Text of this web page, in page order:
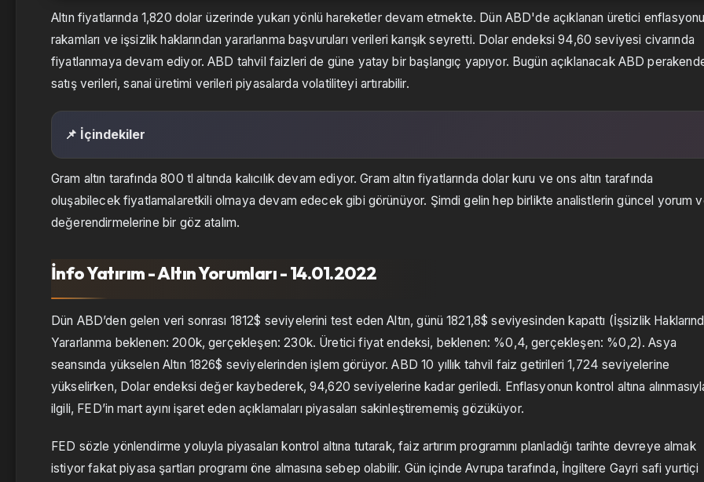
Altın fiyatlarında 1,820 dolar üzerinde yukarı yönlü hareketler devam etmekte. Dün ABD'de açıklanan üretici
rakamları ve işsizlik haklarından yararlanma başvuruları verileri karışık seyretti. Dolar endeksi 94,60 seviyesi civarında
fiyatlanmaya devam ediyor. ABD tahvil faizleri de güne yatay bir başlangıç yapıyor. Bugün açıklanacak ABD
satış verileri, sanai üretimi verileri piyasalarda volatiliteyi artırabilir.
📌 İçindekiler
Gram altın tarafında 800 tl altında kalıcılık devam ediyor. Gram altın fiyatlarında dolar kuru ve ons altın tarafında
oluşabilecek fiyatlamalaretkili olmaya devam edecek gibi görünüyor. Şimdi gelin hep birlikte analistlerin güncel yorum
değerendirmelerine bir göz atalım.
İnfo Yatırım - Altın Yorumları - 14.01.2022
Dün ABD’den gelen veri sonrası 1812$ seviyelerini test eden Altın, günü 1821,8$ seviyesinden kapattı (İşsizlik
Yararlanma beklenen: 200k, gerçekleşen: 230k. Üretici fiyat endeksi, beklenen: %0,4, gerçekleşen: %0,2). Asya
seansında yükselen Altın 1826$ seviyelerinden işlem görüyor. ABD 10 yıllık tahvil faiz getirileri 1,724 seviyelerine
yükselirken, Dolar endeksi değer kaybederek, 94,620 seviyelerine kadar geriledi. Enflasyonun kontrol altına
ilgili, FED’in mart ayını işaret eden açıklamaları piyasaları sakinleştirememiş gözüküyor.
FED sözle yönlendirme yoluyla piyasaları kontrol altına tutarak, faiz artırım programını planladığı tarihte devreye almak
istiyor fakat piyasa şartları programı öne almasına sebep olabilir. Gün içinde Avrupa tarafında, İngiltere Gayri safi yurtiçi